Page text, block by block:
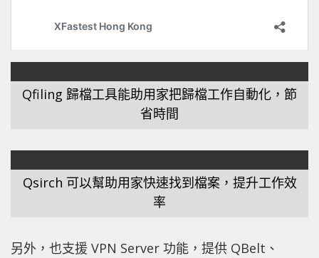
Qfiling 歸檔工具能助用家把歸檔工作自動化，節
省時間
Qsirch 可以幫助用家快速找到檔案，提升工作效
率
另外，也支援 VPN Server 功能，提供 QBelt、